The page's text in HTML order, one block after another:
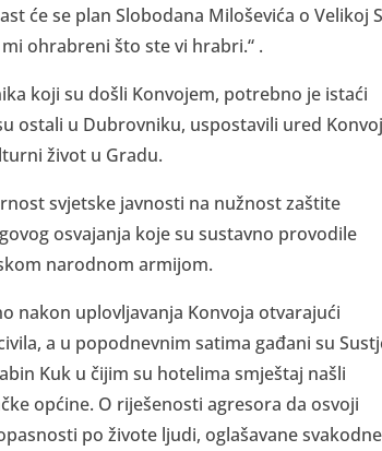
će se plan Slobodana Miloševića o Velikoj
ohrabreni što ste vi hrabri.“ .
koji su došli Konvojem, potrebno je istaći
ostali u Dubrovniku, uspostavili ured
život u Gradu.
svjetske javnosti na nužnost zaštite
osvajanja koje su sustavno provodile
narodnom armijom.
nakon uplovljavanja Konvoja otvarajući
a u popodnevnim satima gađani su
Kuk u čijim su hotelima smještaj našli
općine. O riješenosti agresora da osvoji
po živote ljudi, oglašavane